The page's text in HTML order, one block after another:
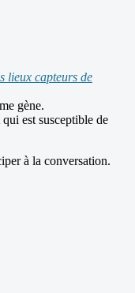
lieux capteurs de
gène.
est susceptible de
à la conversation.